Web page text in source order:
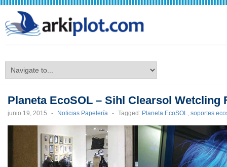
Planeta EcoSOL – Sihl Clearsol Wetcling
junio 19, 2015 - Noticias Papelería - Tagged: Planeta EcoSOL, soportes